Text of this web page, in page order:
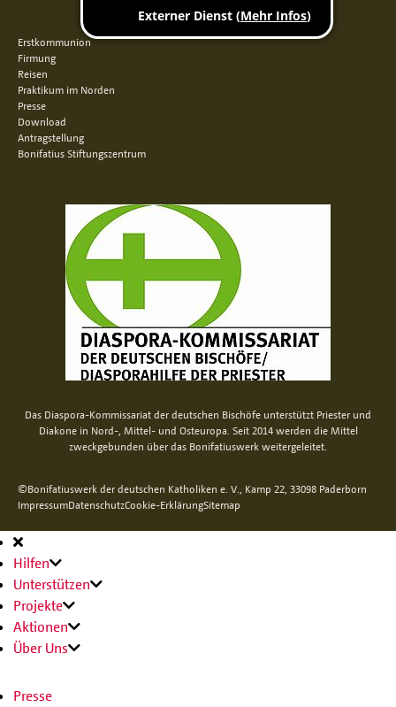
QUICKLINKS
Erstkommunion
Firmung
Reisen
Praktikum im Norden
Presse
Download
Antragstellung
Bonifatius Stiftungszentrum
Das Diaspora-Kommissariat der deutschen Bischöfe unterstützt Priester und
Diakone in Nord-, Mittel- und Osteuropa. Seit 2014 werden die Mittel
zweckgebunden über das Bonifatiuswerk weitergeleitet.
©Bonifatiuswerk der deutschen Katholiken e. V., Kamp 22, 33098 Paderborn
ImpressumDatenschutzCookie-ErklärungSitemap
Hauptnavigation
Hilfen
Unterstützen
Projekte
Aktionen
Über Uns
Presse